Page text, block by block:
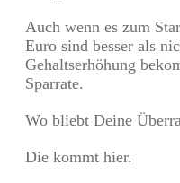
Auch wenn es zum
Euro sind besser als
Gehaltserhöhung
Sparrate.
Wo bliebt Deine
Die kommt hier.